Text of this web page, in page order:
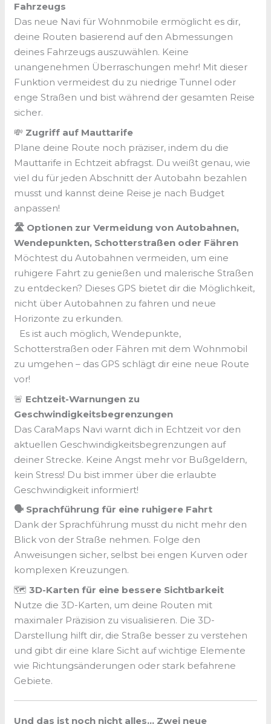
Fahrzeugs
Das neue Navi für Wohnmobile ermöglicht es dir,
deine Routen basierend auf den Abmessungen
deines Fahrzeugs auszuwählen. Keine
unangenehmen Überraschungen mehr! Mit dieser
Funktion vermeidest du zu niedrige Tunnel oder
enge Straßen und bist während der gesamten Reise
sicher.
💸 Zugriff auf Mauttarife
Plane deine Route noch präziser, indem du die
Mauttarife in Echtzeit abfragst. Du weißt genau, wie
viel du für jeden Abschnitt der Autobahn bezahlen
musst und kannst deine Reise je nach Budget
anpassen!
🛣️ Optionen zur Vermeidung von Autobahnen,
Wendepunkten, Schotterstraßen oder Fähren
Möchtest du Autobahnen vermeiden, um eine
ruhigere Fahrt zu genießen und malerische Straßen
zu entdecken? Dieses GPS bietet dir die Möglichkeit,
nicht über Autobahnen zu fahren und neue
Horizonte zu erkunden.
Es ist auch möglich, Wendepunkte,
Schotterstraßen oder Fähren mit dem Wohnmobil
zu umgehen – das GPS schlägt dir eine neue Route
vor!
🚨 Echtzeit-Warnungen zu
Geschwindigkeitsbegrenzungen
Das CaraMaps Navi warnt dich in Echtzeit vor den
aktuellen Geschwindigkeitsbegrenzungen auf
deiner Strecke. Keine Angst mehr vor Bußgeldern,
kein Stress! Du bist immer über die erlaubte
Geschwindigkeit informiert!
🗣️ Sprachführung für eine ruhigere Fahrt
Dank der Sprachführung musst du nicht mehr den
Blick von der Straße nehmen. Folge den
Anweisungen sicher, selbst bei engen Kurven oder
komplexen Kreuzungen.
🗺️3D-Karten für eine bessere Sichtbarkeit
Nutze die 3D-Karten, um deine Routen mit
maximaler Präzision zu visualisieren. Die 3D-
Darstellung hilft dir, die Straße besser zu verstehen
und gibt dir eine klare Sicht auf wichtige Elemente
wie Richtungsänderungen oder stark befahrene
Gebiete.
Und das ist noch nicht alles… Zwei neue